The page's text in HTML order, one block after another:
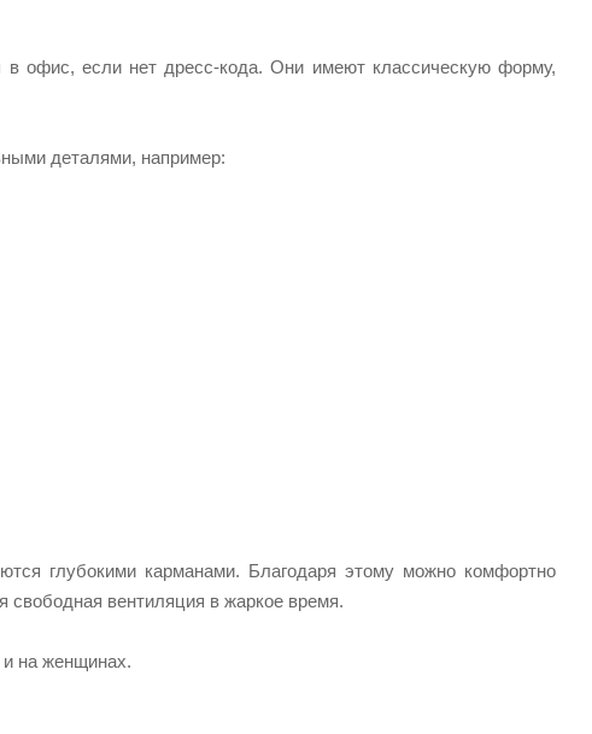
офис, если нет дресс-кода. Они имеют классическую форму,
деталями, например:
глубокими карманами. Благодаря этому можно комфортно
свободная вентиляция в жаркое время.
и на женщинах.